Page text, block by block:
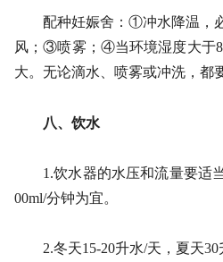
配种妊娠舍：①冲水降温，
风；③喷雾；④当环境湿度大于
大。无论滴水、喷雾或冲洗，都
八、饮水
1.饮水器的水压和流量要适
00ml/分钟为宜。
2.冬天15-20升水/天，夏天30